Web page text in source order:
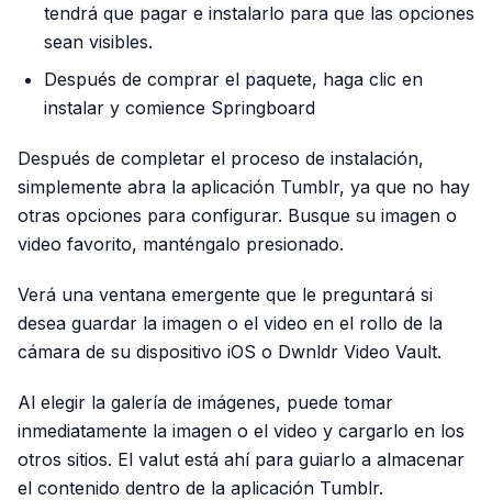
tendrá que pagar e instalarlo para que las opciones
sean visibles.
Después de comprar el paquete, haga clic en
instalar y comience Springboard
Después de completar el proceso de instalación,
simplemente abra la aplicación Tumblr, ya que no hay
otras opciones para configurar. Busque su imagen o
video favorito, manténgalo presionado.
Verá una ventana emergente que le preguntará si
desea guardar la imagen o el video en el rollo de la
cámara de su dispositivo iOS o Dwnldr Video Vault.
Al elegir la galería de imágenes, puede tomar
inmediatamente la imagen o el video y cargarlo en los
otros sitios. El valut está ahí para guiarlo a almacenar
el contenido dentro de la aplicación Tumblr.